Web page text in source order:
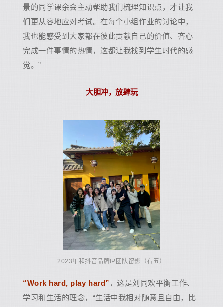
景的同学课余会主动帮助我们梳理知识点，才让我
们更从容地应对考试。在每个小组作业的讨论中，
我也能感受到大家都在彼此贡献自己的价值、齐心
完成一件事情的热情，这都让我找到学生时代的感
觉。”
大胆冲，放肆玩
2023年和抖音品牌IP团队留影（右五）
“Work hard, play hard” ，这是刘同欢平衡工作、
学习和生活的理念，“生活中我相对随意且自由，比